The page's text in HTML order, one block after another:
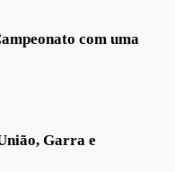
com uma
Garra e